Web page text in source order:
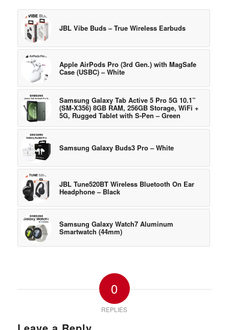
JBL Vibe Buds – True Wireless Earbuds
Apple AirPods Pro (3rd Gen.) with MagSafe
Case (USBC) – White
Samsung Galaxy Tab Active 5 Pro 5G 10.1”
(SM-X356) 8GB RAM, 256GB Storage, WiFi +
5G, Rugged Tablet with S-Pen – Green
Samsung Galaxy Buds3 Pro – White
JBL Tune520BT Wireless Bluetooth On Ear
Headphone – Black
Samsung Galaxy Watch7 Aluminum
Smartwatch (44mm)
0
REPLIES